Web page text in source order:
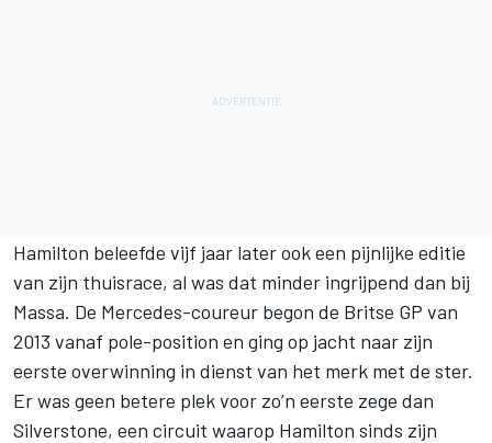
Hamilton beleefde vijf jaar later ook een pijnlijke editie
van zijn thuisrace, al was dat minder ingrijpend dan bij
Massa. De Mercedes-coureur begon de Britse GP van
2013 vanaf pole-position en ging op jacht naar zijn
eerste overwinning in dienst van het merk met de ster.
Er was geen betere plek voor zo’n eerste zege dan
Silverstone, een circuit waarop Hamilton sinds zijn